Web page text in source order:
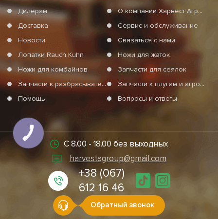
Дилерам
О компании Харвест Агро Груп
Доставка
Сервис и обслуживание
Новости
Связаться с нами
Лопатки Rauch Kuhn
Ножи для жаток
Ножи для комбайнов
Запчасти для сеялок
Запчасти к разбрасывателям минеральных удобрений
Запчасти к плугам и агротехнике
Помощь
Вопросы и ответы
С 8.00 - 18.00 без выходных
harvestagroup@gmail.com
+38 (067)
612 16 46
Обратный звонок
КНОПКА
СВЯЗИ